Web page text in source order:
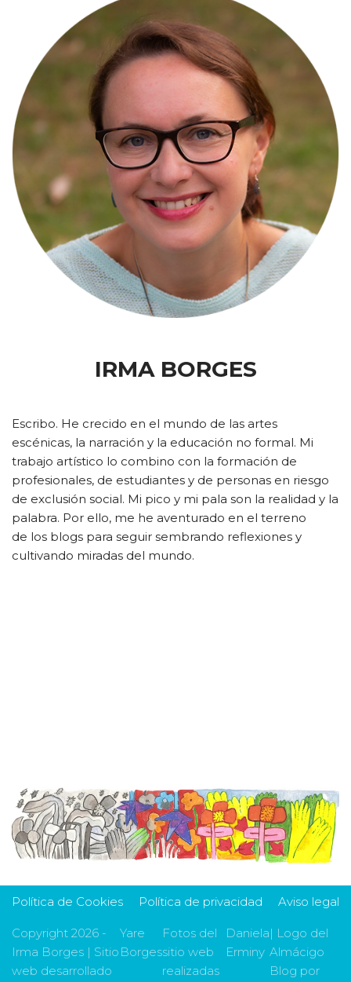
IRMA BORGES
Escribo. He crecido en el mundo de las artes
escénicas, la narración y la educación no formal. Mi
trabajo artístico lo combino con la formación de
profesionales, de estudiantes y de personas en riesgo
de exclusión social. Mi pico y mi pala son la realidad y la
palabra. Por ello, me he aventurado en el terreno
de los blogs para seguir sembrando reflexiones y
cultivando miradas del mundo.
Política de Cookies Política de privacidad Aviso legal
Copyright 2026 -
Irma Borges | Sitio
web desarrollado
Yare
Borges
Fotos del
sitio web
realizadas
Daniela
Erminy
| Logo del
Almácigo
Blog por